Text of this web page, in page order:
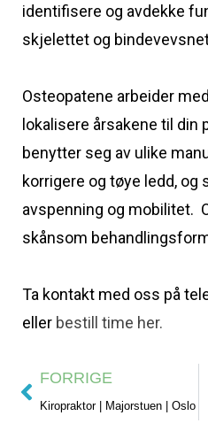
identifisere og avdekke
skjelettet og
Osteopatene arbeider
lokalisere årsakene til din
benytter seg av ulike
korrigere og tøye ledd, og
avspenning og mobilitet.
skånsom
Ta kontakt med oss på
eller bestill time her.
FORRIGE
Kiropraktor | Majorstuen | Oslo